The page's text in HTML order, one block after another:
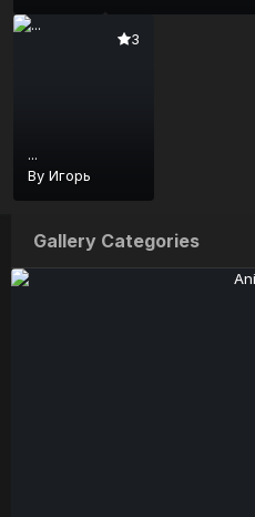
3
...
By Игорь
Gallery Categories